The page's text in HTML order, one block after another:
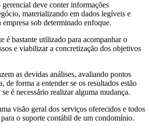
deve conter informações
materializando em dados legíveis e
empresa sob determinado enfoque.
é bastante utilizado para acompanhar o
e viabilizar a concretização dos objetivos
as devidas análises, avaliando pontos
de forma a entender se os resultados estão
é necessário realizar alguma mudança.
visão geral dos serviços oferecidos e todos
o suporte contábil de um condomínio.